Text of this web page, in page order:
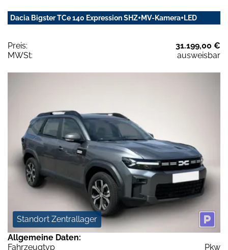
Dacia Bigster TCe 140 Expression SHZ+MV-Kamera+LED
Preis:
31.199,00 €
MWSt:
ausweisbar
Standort Zentrallager
Allgemeine Daten:
Fahrzeugtyp
Pkw